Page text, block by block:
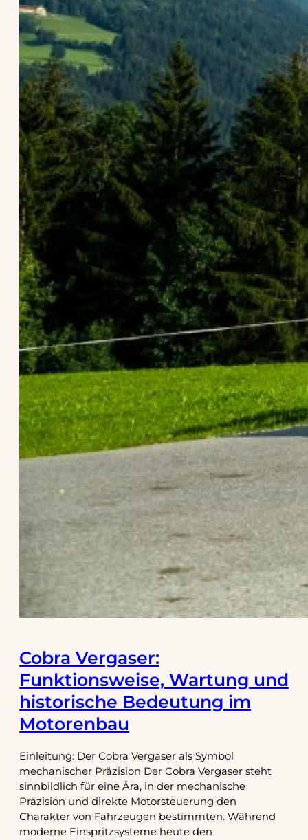
Cobra Vergaser:
Funktionsweise, Wartung und
historische Bedeutung im
Motorenbau
Einleitung: Der Cobra Vergaser als Symbol
mechanischer Präzision Der Cobra Vergaser steht
sinnbildlich für eine Ära, in der mechanische
Präzision und direkte Motorsteuerung den
Charakter von Fahrzeugen bestimmten. Während
moderne Einspritzsysteme heute den